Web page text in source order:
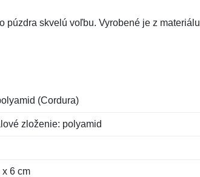
púzdra skvelú voľbu. Vyrobené je z
(Cordura)
zloženie: polyamid
x 6 cm